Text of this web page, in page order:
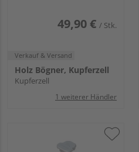
49,90 € / Stk.
Verkauf & Versand
Holz Bögner, Kupferzell
Kupferzell
1 weiterer Händler